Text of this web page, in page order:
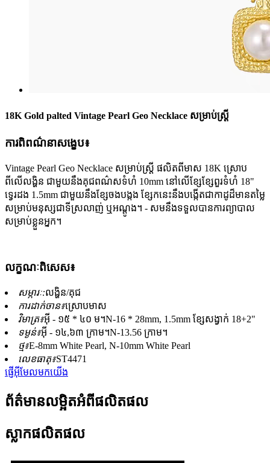
18K Gold palted Vintage Pearl Geo Necklace សម្រាប់ស្ត្រី
ការពិពណ៌នាសង្ខេប៖
Vintage Pearl Geo Necklace សម្រាប់ស្ត្រី ផលិតពីមាស 18K ស្រោប
ពីលើលង្ហិន ជាមួយនឹងគុជពណ៌សទំហំ 10mm នៅលើខ្សែខ្សែពួរទំហំ 18"
ទ្វេរដង 1.5mm ជាមួយនឹងខ្សែចងបង្កង ខ្សែកនេះនឹងបង្កើតជាកាដូដ៏មានតម្លៃ
សម្រាប់មនុស្សជាទីស្រលាញ់ ឬអណ្តូង។ - សមនឹងទទួលបានការព្យាបាល
សម្រាប់ខ្លួនអ្នក។
លក្ខណៈ​ពិសេស៖
សម្ភារៈ:លង្ហិន/គុជ
ការដាក់ចាន៖ស្រោបមាស
វិមាត្រ៖អ៊ី - ១៥ * ៤០ ម។N-16 * 28mm, 1.5mm ខ្សែសង្វាក់ 18+2"
ទម្ងន់៖អ៊ី - ១៤,៦៣ ក្រាម។N-13.56 ក្រាម។
ថ្ម៖E-8mm White Pearl, N-10mm White Pearl
លេខធាតុ៖ST4471
ផ្ញើអ៊ីមែលមកយើង
ព័ត៌មានលម្អិតអំពីផលិតផល
ស្លាកផលិតផល